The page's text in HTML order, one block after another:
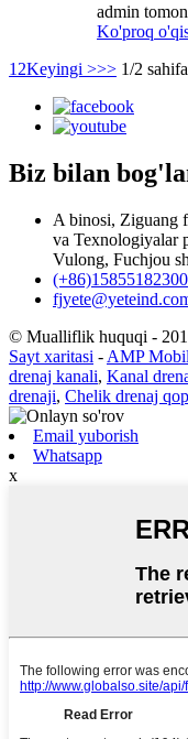
admin
Ko'proq
1 2Keyingi >>> 1/2 sahifa
Biz bilan
A binosi, Ziguang
va Texnologiyalar
Vulong, Fuchjou
(+86)15855182300
© Mualliflik huquqi -
Sayt xaritasi - AMP
drenaj kanali, Kanal
drenaji, Chelik drenaj
Email yuborish
Whatsapp
x